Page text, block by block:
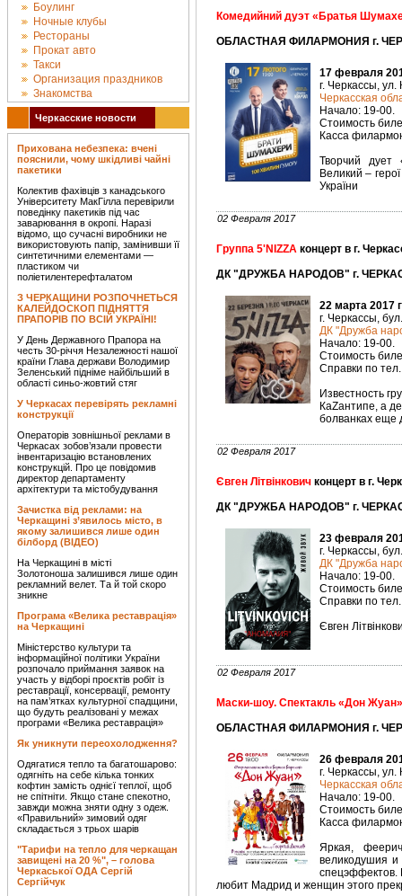
Боулинг
Ночные клубы
Рестораны
Прокат авто
Такси
Организация праздников
Знакомства
Черкасские новости
Прихована небезпека: вчені
пояснили, чому шкідливі чайні
пакетики
Колектив фахівців з канадського
Університету МакГілла перевірили
поведінку пакетиків під час
заварювання в окропі. Наразі
відомо, що сучасні виробники не
використовують папір, замінивши її
синтетичними елементами —
пластиком чи
поліетилентерефталатом
З ЧЕРКАЩИНИ РОЗПОЧНЕТЬСЯ
КАЛЕЙДОСКОП ПІДНЯТТЯ
ПРАПОРІВ ПО ВСІЙ УКРАЇНІ!
У День Державного Прапора на
честь 30-річчя Незалежності нашої
країни Глава держави Володимир
Зеленський підніме найбільший в
області синьо-жовтий стяг
У Черкасах перевірять рекламні
конструкції
Операторів зовнішньої реклами в
Черкасах зобов’язали провести
інвентаризацію встановлених
конструкцій. Про це повідомив
директор департаменту
архітектури та містобудування
Зачистка від реклами: на
Черкащині з’явилось місто, в
якому залишився лише один
білборд (ВІДЕО)
На Черкащині в місті
Золотоноша залишився лише один
рекламний велет. Та й той скоро
зникне
Програма «Велика реставрація»
на Черкащині
Міністерство культури та
інформаційної політики України
розпочало приймання заявок на
участь у відборі проєктів робіт із
реставрації, консервації, ремонту
на пам’ятках культурної спадщини,
що будуть реалізовані у межах
програми «Велика реставрація»
Як уникнути переохолодження?
Одягатися тепло та багатошарово:
одягніть на себе кілька тонких
кофтин замість однієї теплої, щоб
не спітніти. Якщо стане спекотно,
завжди можна зняти одну з одеж.
«Правильний» зимовий одяг
складається з трьох шарів
"Тарифи на тепло для черкащан
завищені на 20 %", – голова
Черкаської ОДА Сергій
Сергійчук
Комедийний дуэт «Братья
ОБЛАСТНАЯ ФИЛАРМОНИЯ г.
17 февраля
г. Черкассы,
Черкасская
Начало: 19-00.
Стоимость
Касса
Творчий дует
Великий –
України
02 Февраля 2017
Группа 5'NIZZAконцерт в г.
ДК "ДРУЖБА НАРОДОВ" г.
22 марта 2017
г. Черкассы,
ДК "Дружба
Начало: 19-00.
Стоимость
Справки по
Известность
КаZантипе, а
болванках еще
02 Февраля 2017
Євген Літвінковичконцерт в г.
ДК "ДРУЖБА НАРОДОВ" г.
23 февраля
г. Черкассы,
ДК "Дружба
Начало: 19-00.
Стоимость
Справки по
Євген
02 Февраля 2017
Маски-шоу. Спектакль «Дон Жуан»
ОБЛАСТНАЯ ФИЛАРМОНИЯ г.
26 февраля
г. Черкассы,
Черкасская
Начало: 19-00.
Стоимость
Касса
Яркая,
великодушия
спецэффектов.
любит Мадрид и женщин этого